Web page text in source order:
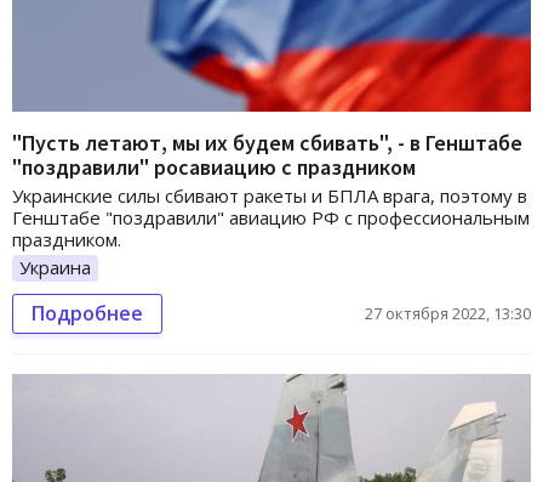
"Пусть летают, мы их будем сбивать", - в Генштабе
"поздравили" росавиацию с праздником
Украинские силы сбивают ракеты и БПЛА врага, поэтому в
Генштабе "поздравили" авиацию РФ с профессиональным
праздником.
Украина
Подробнее 27 октября 2022, 13:30